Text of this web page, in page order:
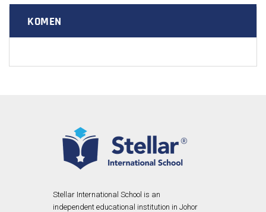
KOMEN
Stellar International School is an
independent educational institution in Johor